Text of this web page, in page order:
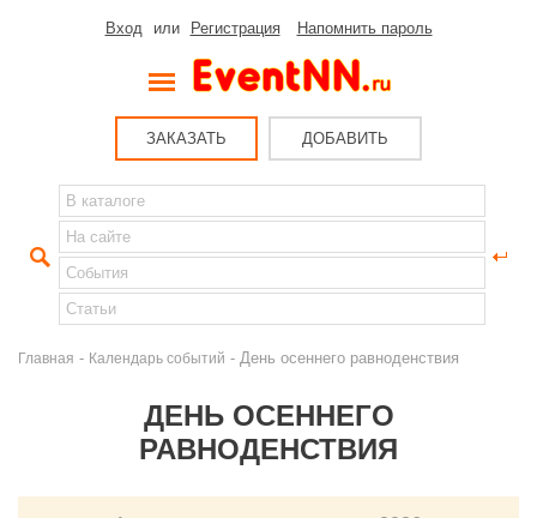
Вход или Регистрация Напомнить пароль
ЗАКАЗАТЬ ДОБАВИТЬ
Главная - Календарь событий - День осеннего равноденствия
ДЕНЬ ОСЕННЕГО
РАВНОДЕНСТВИЯ